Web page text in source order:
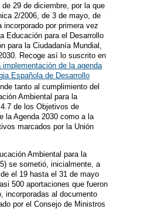
29 de diciembre, por la que
2/2006, de 3 de mayo, de
incorporado por primera vez
Educación para el Desarrollo
para la Ciudadanía Mundial,
Recoge así lo suscrito en
de la agenda
Española de Desarrollo
tanto al cumplimiento del
Ambiental para la
de los Objetivos de
la Agenda 2030 como a la
marcados por la Unión
Ambiental para la
se sometió, inicialmente, a
el 19 hasta el 31 de mayo
500 aportaciones que fueron
incorporadas al documento
por el Consejo de Ministros